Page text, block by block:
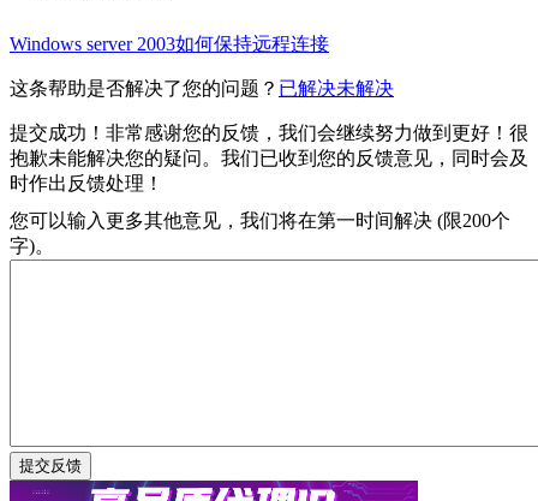
Windows server 2003如何保持远程连接
这条帮助是否解决了您的问题？ 已解决未解决
提交成功！非常感谢您的反馈，我们会继续努力做到更好！ 很
抱歉未能解决您的疑问。我们已收到您的反馈意见，同时会及
时作出反馈处理！
您可以输入更多其他意见，我们将在第一时间解决 (限200个
字)。